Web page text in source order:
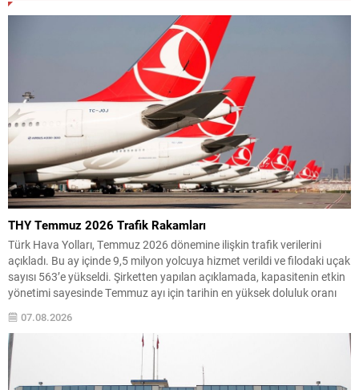
THY Temmuz 2026 Trafik Rakamları
Türk Hava Yolları, Temmuz 2026 dönemine ilişkin trafik verilerini
açıkladı. Bu ay içinde 9,5 milyon yolcuya hizmet verildi ve filodaki uçak
sayısı 563’e yükseldi. Şirketten yapılan açıklamada, kapasitenin etkin
yönetimi sayesinde Temmuz ayı için tarihin en yüksek doluluk oranı
oranı geçen yılın...
07.08.2026